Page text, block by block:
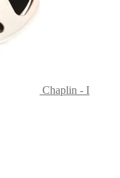
Chaplin - I